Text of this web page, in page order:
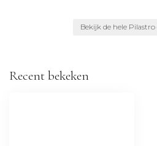
Bekijk de hele
Recent bekeken